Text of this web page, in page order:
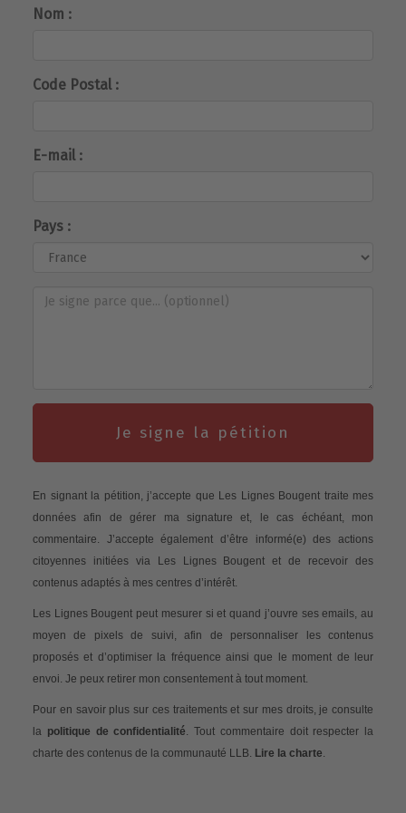
Nom :
Code Postal :
E-mail :
Pays :
Je signe la pétition
En signant la pétition, j’accepte que Les Lignes Bougent traite mes
données afin de gérer ma signature et, le cas échéant, mon
commentaire. J’accepte également d’être informé(e) des actions
citoyennes initiées via Les Lignes Bougent et de recevoir des
contenus adaptés à mes centres d’intérêt.
Les Lignes Bougent peut mesurer si et quand j’ouvre ses emails, au
moyen de pixels de suivi, afin de personnaliser les contenus
proposés et d’optimiser la fréquence ainsi que le moment de leur
envoi. Je peux retirer mon consentement à tout moment.
Pour en savoir plus sur ces traitements et sur mes droits, je consulte
la politique de confidentialité. Tout commentaire doit respecter la
charte des contenus de la communauté LLB. Lire la charte.